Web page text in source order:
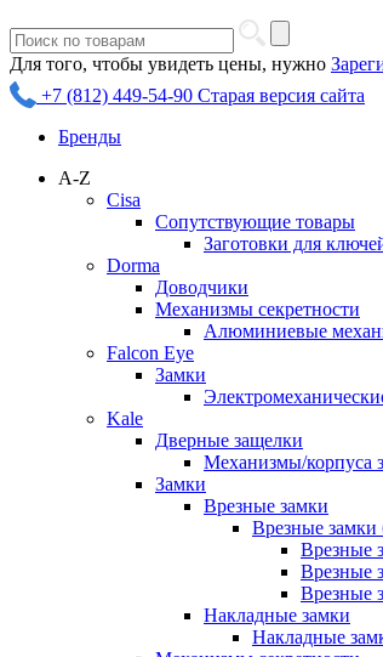
Для того, чтобы увидеть цены, нужно
+7 (812) 449-54-90 Старая версия сайта
Бренды
A-Z
Cisa
Сопутствующие товары
Заготовки для
Dorma
Доводчики
Механизмы секретности
Алюминиевые
Falcon Eye
Замки
Kale
Дверные защелки
Механизмы/корпуса
Замки
Врезные замки
Врезные замки
Врезные
Врезные
Врезные
Накладные замки
Накладные